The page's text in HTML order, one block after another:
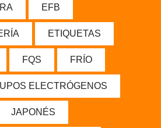
EFB
ETIQUETAS
FQS FRÍO
ELECTRÓGENOS
JAPONÉS